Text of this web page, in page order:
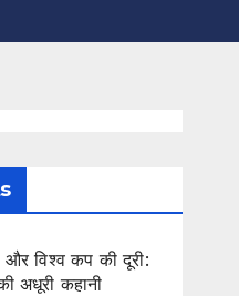
विश्व कप की दूरी:
अधूरी कहानी